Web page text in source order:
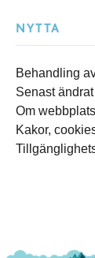
NYTTA
Behandling
Senast
Om
Kakor,